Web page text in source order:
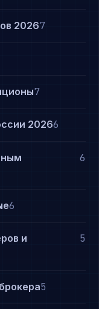
20267
7
20266
6
6
и
5
5